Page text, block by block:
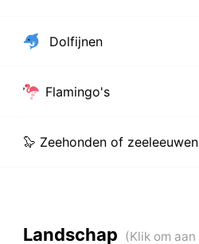
Dolfijnen
Flamingo's
🦭 Zeehonden of zeeleeuwen
Landschap